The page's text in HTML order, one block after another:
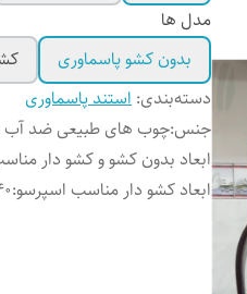
مدل ها
بدون کشو پاسماوری
دسته‌بندی: استند پاسماوری
جنس:چوب های طبیعی ضد آب
ابعاد بدون کشو و کشو دار
ابعاد کشو دار مناسب اسپرسو: